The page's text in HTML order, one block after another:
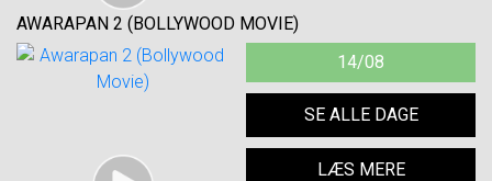
AWARAPAN 2 (BOLLYWOOD MOVIE)
14/08
SE ALLE DAGE
LÆS MERE